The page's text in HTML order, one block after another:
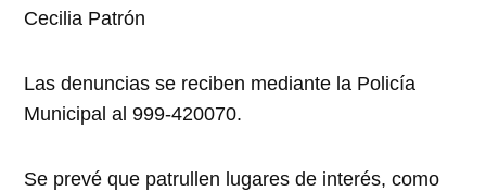
Cecilia Patrón
Las denuncias se reciben mediante la Policía
Municipal al 999-420070.
Se prevé que patrullen lugares de interés, como